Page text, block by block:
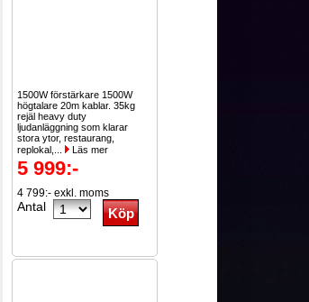
1500W förstärkare 1500W
högtalare 20m kablar. 35kg
rejäl heavy duty
ljudanläggning som klarar
stora ytor, restaurang,
replokal,...
Läs mer
5 999:-
4 799:- exkl. moms
Antal